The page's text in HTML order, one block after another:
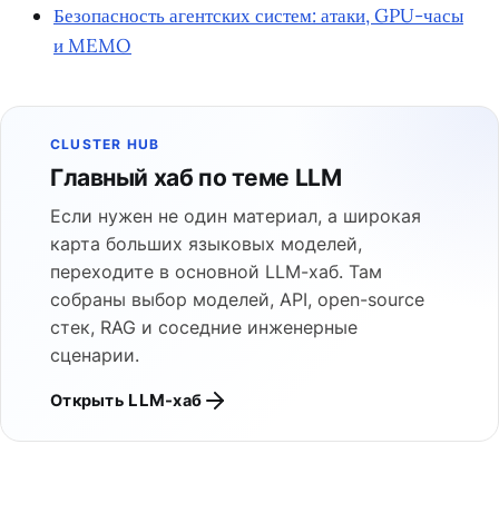
Безопасность агентских систем: атаки, GPU-часы
и MEMO
CLUSTER HUB
Главный хаб по теме LLM
Если нужен не один материал, а широкая
карта больших языковых моделей,
переходите в основной LLM-хаб. Там
собраны выбор моделей, API, open-source
стек, RAG и соседние инженерные
сценарии.
Открыть LLM-хаб